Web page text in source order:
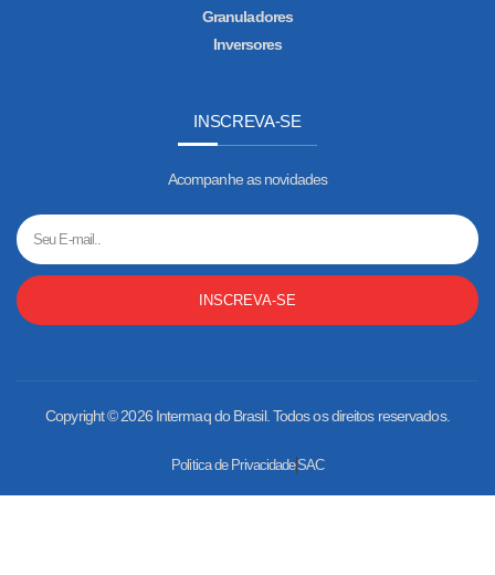
Granuladores
Inversores
INSCREVA-SE
Acompanhe as novidades
INSCREVA-SE
Copyright © 2026 Intermaq do Brasil. Todos os direitos reservados.
Politica de PrivacidadeSAC